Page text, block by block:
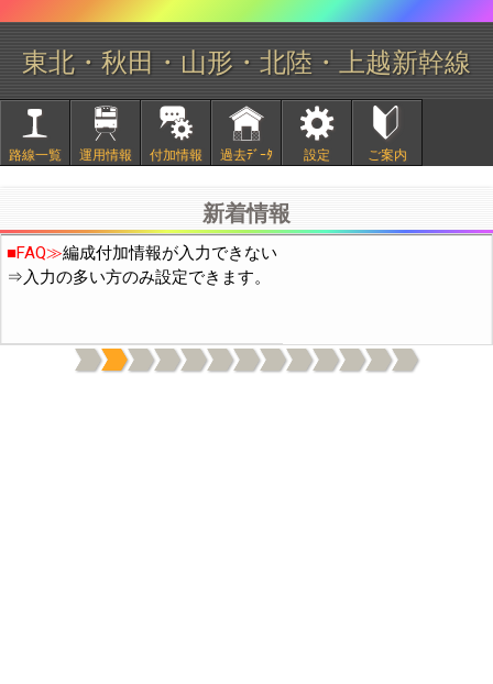
東北・秋田・山形・北陸・上越新幹線
路線一覧 運用情報 付加情報 過去ﾃﾞｰﾀ 設定 ご案内
新着情報
2/20頃より中国IPから通常の10倍程度のアクセスがありサイト
が不安定になっておりました。穴埋め作業の結果、現在は通常の
■FAQ≫編成付加情報が入力できない
⇒入力の多い方のみ設定できます。
上記機能は付加情報の表示(日付下の電球と歯車のｱｲｺﾝ)をONに